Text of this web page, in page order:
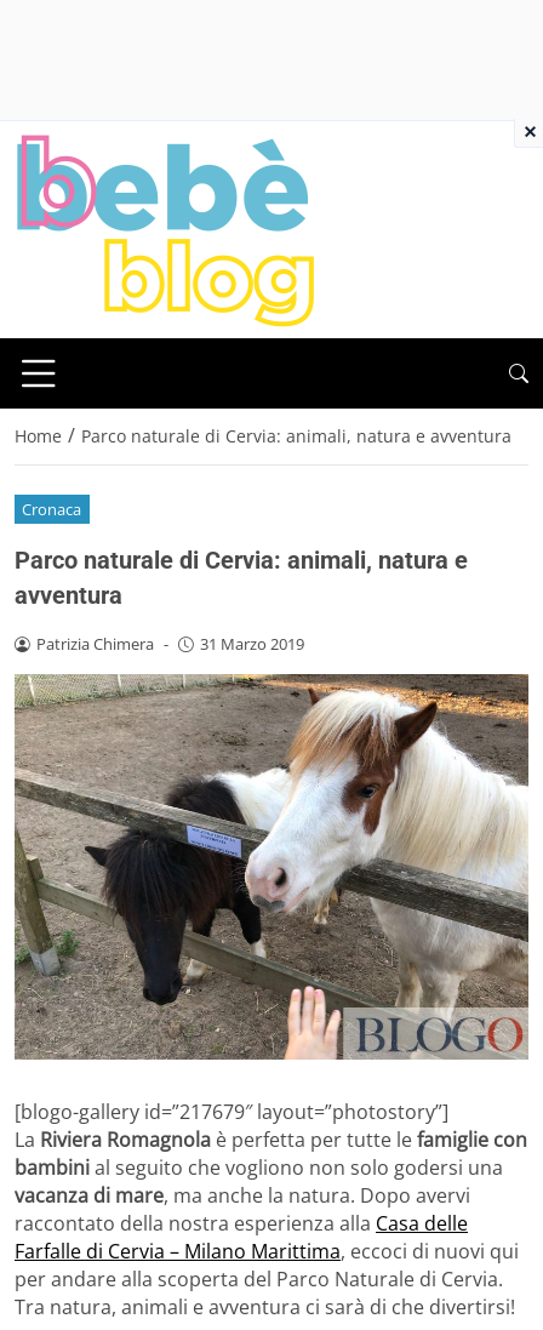
Home / Parco naturale di Cervia: animali, natura e avventura
Cronaca
Parco naturale di Cervia: animali, natura e
avventura
Patrizia Chimera - 31 Marzo 2019
[blogo-gallery id=”217679″ layout=”photostory”]
La Riviera Romagnola è perfetta per tutte lefamiglie con
bambinial seguito che vogliono non solo godersi una
vacanza di mare, ma anche la natura. Dopo avervi
raccontato della nostra esperienza alla Casa delle
Farfalle di Cervia – Milano Marittima, eccoci di nuovi qui
per andare alla scoperta del Parco Naturale di Cervia.
Tra natura, animali e avventura ci sarà di che divertirsi!
×